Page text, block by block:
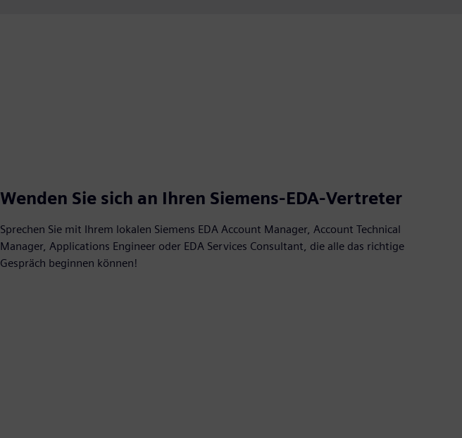
Wenden Sie sich an Ihren Siemens-EDA-Vertreter
Sprechen Sie mit Ihrem lokalen Siemens EDA Account Manager, Account Technical
Manager, Applications Engineer oder EDA Services Consultant, die alle das richtige
Gespräch beginnen können!